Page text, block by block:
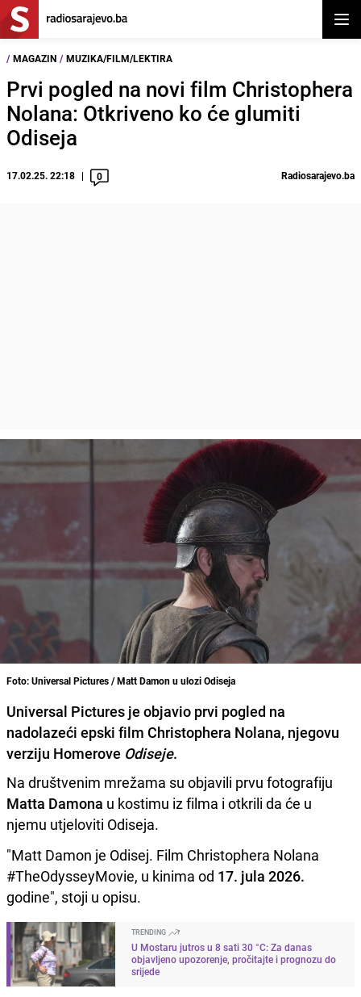
/ MAGAZIN / MUZIKA/FILM/LEKTIRA
Prvi pogled na novi film Christophera
Nolana: Otkriveno ko će glumiti
Odiseja
17.02.25. 22:18 0 Radiosarajevo.ba
Foto: Universal Pictures / Matt Damon u ulozi Odiseja
Universal Pictures je objavio prvi pogled na
nadolazeći epski film Christophera Nolana, njegovu
verziju Homerove Odiseje.
Na društvenim mrežama su objavili prvu fotografiju
Matta Damona u kostimu iz filma i otkrili da će u
njemu utjeloviti Odiseja.
"Matt Damon je Odisej. Film Christophera Nolana
#TheOdysseyMovie, u kinima od 17. jula 2026.
godine", stoji u opisu.
TRENDING
U Mostaru jutros u 8 sati 30 °C: Za danas
objavljeno upozorenje, pročitajte i prognozu do
srijede